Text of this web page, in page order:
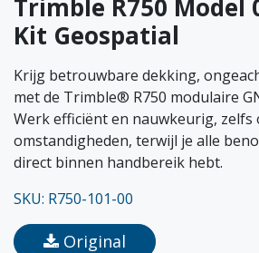
Trimble R750 Model
Kit Geospatial
Krijg betrouwbare dekking,
met de Trimble® R750 modulaire
Werk efficiënt en nauwkeurig, zelfs
omstandigheden, terwijl je alle
direct binnen handbereik hebt.
SKU: R750-101-00
Original